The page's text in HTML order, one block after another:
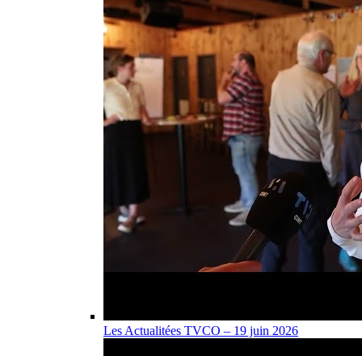
Les Actualitées TVCO – 19 juin 2026